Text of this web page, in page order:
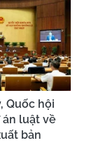
Quốc hội
luật về
bản